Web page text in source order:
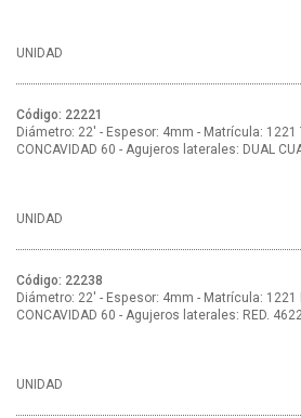
UNIDAD
Código: 22221
Diámetro: 22' - Espesor: 4mm - Matrícula: 1221
CONCAVIDAD 60 - Agujeros laterales: DUAL
UNIDAD
Código: 22238
Diámetro: 22' - Espesor: 4mm - Matrícula: 1221
CONCAVIDAD 60 - Agujeros laterales: RED.
UNIDAD